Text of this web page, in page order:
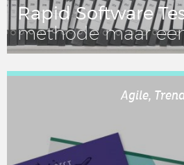
Rapid Soft­wa­re
methode maar
LEES DIT ARTIKEL
Agile,